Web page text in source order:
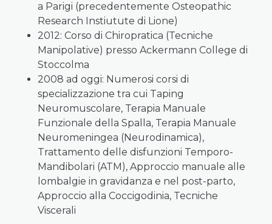
a Parigi (precedentemente Osteopathic
Research Instiutute di Lione)
2012: Corso di Chiropratica (Tecniche
Manipolative) presso Ackermann College di
Stoccolma
2008 ad oggi: Numerosi corsi di
specializzazione tra cui Taping
Neuromuscolare, Terapia Manuale
Funzionale della Spalla, Terapia Manuale
Neuromeningea (Neurodinamica),
Trattamento delle disfunzioni Temporo-
Mandibolari (ATM), Approccio manuale alle
lombalgie in gravidanza e nel post-parto,
Approccio alla Coccigodinia, Tecniche
Viscerali